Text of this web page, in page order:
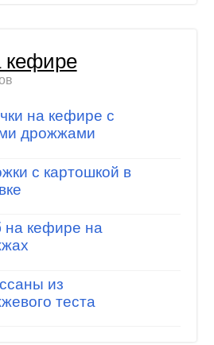
кефире
на кефире с
дрожжами
с картошкой в
на кефире на
из
теста